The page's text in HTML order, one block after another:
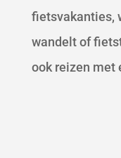
fietsvakanties,
wandelt of
ook reizen met